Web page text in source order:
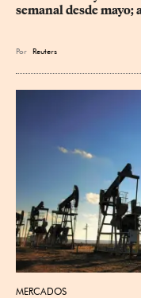
semanal desde mayo;
Por Reuters
MERCADOS